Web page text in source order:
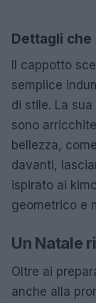
Dettagli
Il cappotto
semplice
di stile. La
sono
bellezza,
davanti,
ispirato ai
geometrico e
Un Natale
Oltre ai
anche alla